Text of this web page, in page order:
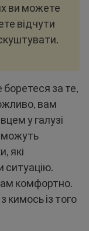
ви можете
відчути
за те,
вам
у галузі
можуть
які
комфортно.
із того